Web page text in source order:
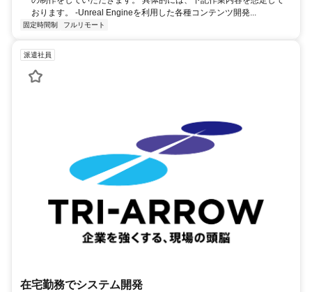
おります。 -Unreal Engineを利用した各種コンテンツ開発...
固定時間制 フルリモート
派遣社員
在宅勤務でシステム開発